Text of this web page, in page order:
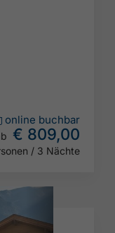
online buchbar
€ 809,00
/ 3 Nächte